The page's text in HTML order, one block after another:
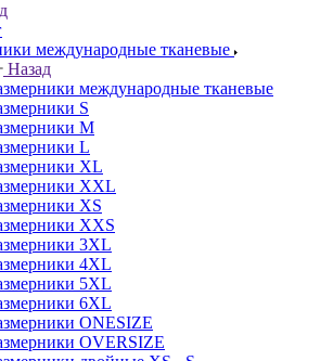
международные тканевые
Назад
международные тканевые
S
M
L
XL
XXL
XS
XXS
3XL
4XL
5XL
6XL
ONESIZE
OVERSIZE